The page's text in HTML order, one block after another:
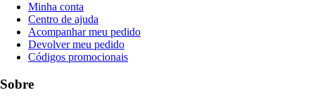
Minha conta
Centro de ajuda
Acompanhar meu pedido
Devolver meu pedido
Códigos promocionais
Sobre